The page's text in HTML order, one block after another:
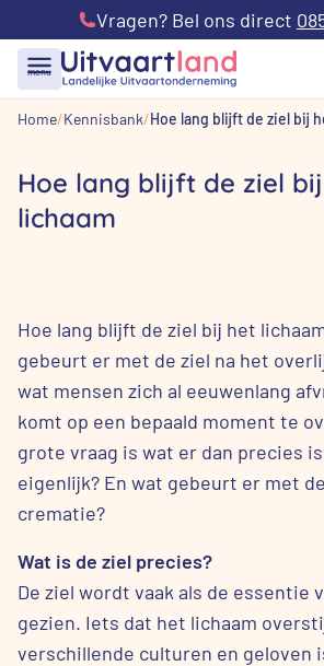
Vragen? Bel ons direct
menu
Home Kennisbank Hoe lang blijft de ziel bij
Hoe lang blijft de ziel
lichaam
Hoe lang blijft de ziel bij het
gebeurt er met de ziel na het
wat mensen zich al eeuwenlang
komt op een bepaald moment te
grote vraag is wat er dan precies
eigenlijk? En wat gebeurt er met
crematie?
Wat is de ziel precies?
De ziel wordt vaak als de essentie
gezien. Iets dat het lichaam
verschillende culturen en geloven